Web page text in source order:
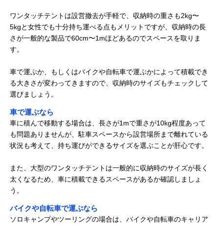
ワンタッチテントは設営撤去が手軽で、収納時の重さも2kg〜
5kgと女性でも十分持ち運べる点もメリットですが、収納時の長
さが一般的な製品で60cm〜1mほどあるのでスペースを取りま
す。
車で運ぶか、もしくはバイクや自転車で運ぶかによって積載でき
る大きさが変わってきますので、収納時のサイズもチェックして
選びましょう。
車で運ぶなら
車に積んで移動する場合は、長さが1mで重さが10kg程度あって
も問題ありませんが、駐車スペースから設営場所まで離れている
状況も考えて、持ち運びができるサイズを選ぶことが肝心です。
また、大型のワンタッチテントは一般的に収納時のサイズが長く
太くなるため、車に積載できるスペースがあるか確認しましょ
う。
バイクや自転車で運ぶなら
ソロキャンプやツーリングの場合は、バイクや自転車のキャリア